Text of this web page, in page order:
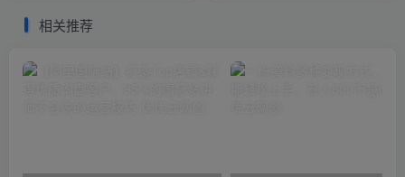
相关推荐